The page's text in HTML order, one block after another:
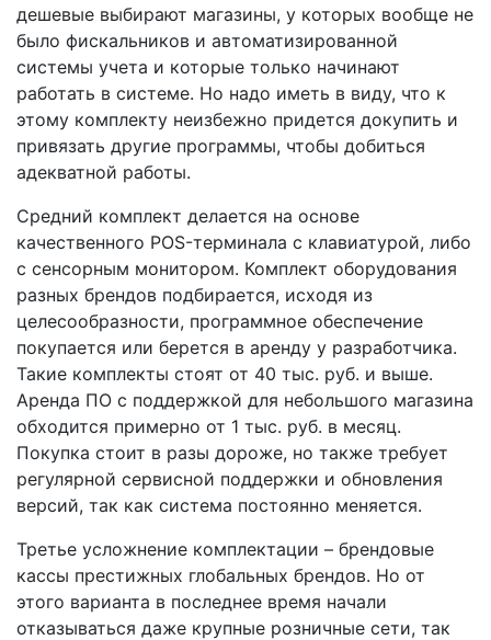
дешевые выбирают магазины, у которых вообще не
было фискальников и автоматизированной
системы учета и которые только начинают
работать в системе. Но надо иметь в виду, что к
этому комплекту неизбежно придется докупить и
привязать другие программы, чтобы добиться
адекватной работы.
Средний комплект делается на основе
качественного POS-терминала с клавиатурой, либо
с сенсорным монитором. Комплект оборудования
разных брендов подбирается, исходя из
целесообразности, программное обеспечение
покупается или берется в аренду у разработчика.
Такие комплекты стоят от 40 тыс. руб. и выше.
Аренда ПО с поддержкой для небольшого магазина
обходится примерно от 1 тыс. руб. в месяц.
Покупка стоит в разы дороже, но также требует
регулярной сервисной поддержки и обновления
версий, так как система постоянно меняется.
Третье усложнение комплектации – брендовые
кассы престижных глобальных брендов. Но от
этого варианта в последнее время начали
отказываться даже крупные розничные сети, так